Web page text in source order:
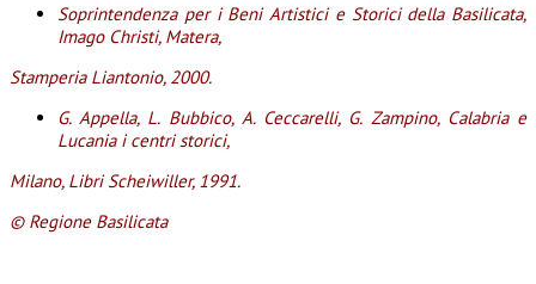
Soprintendenza per i Beni Artistici e Storici della Basilicata,
Imago Christi, Matera,
Stamperia Liantonio, 2000.
G. Appella, L. Bubbico, A. Ceccarelli, G. Zampino, Calabria e
Lucania i centri storici,
Milano, Libri Scheiwiller, 1991.
© Regione Basilicata